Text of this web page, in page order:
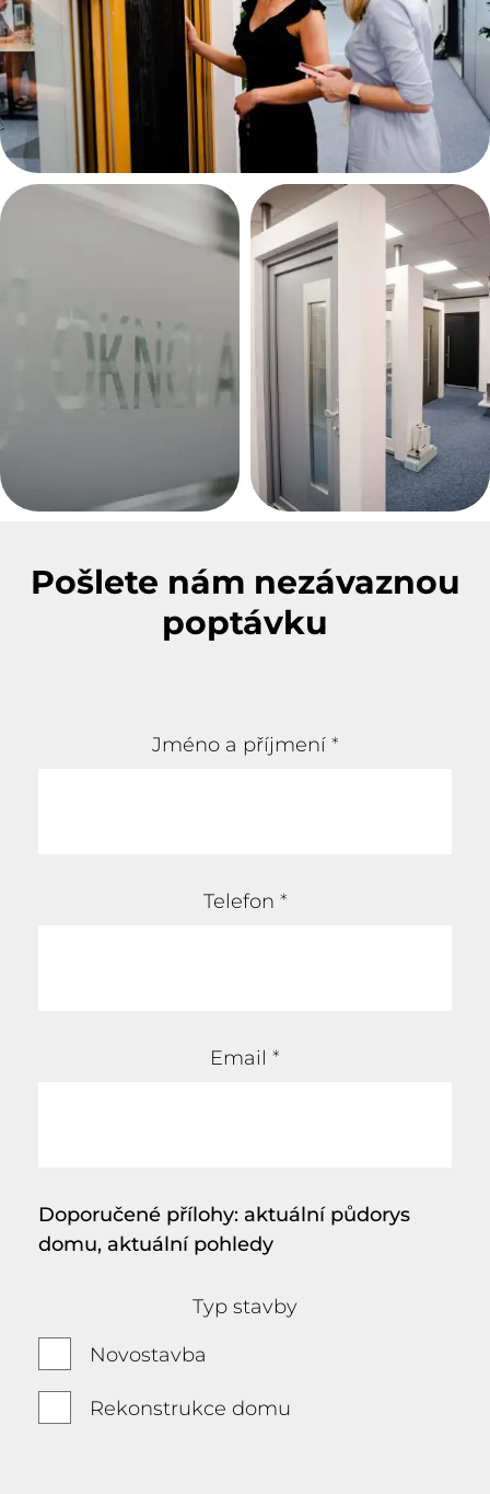
Pošlete nám nezávaznou
poptávku
Jméno a příjmení *
Telefon *
Email *
Doporučené přílohy: aktuální půdorys
domu, aktuální pohledy
Typ stavby
Novostavba
Rekonstrukce domu